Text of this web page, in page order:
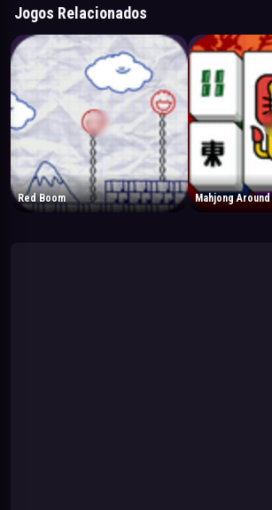
Jogos Relacionados
Red Boom Mahjong